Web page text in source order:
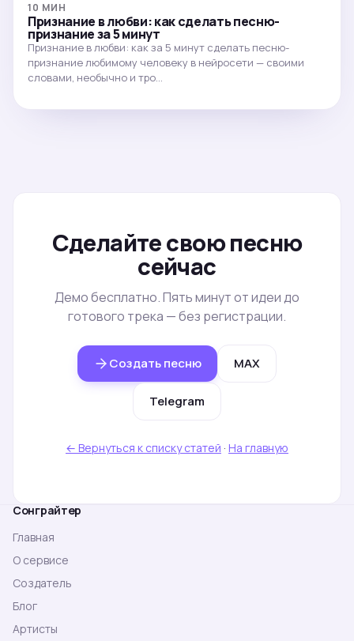
10 МИН
Признание в любви: как сделать песню-
признание за 5 минут
Признание в любви: как за 5 минут сделать песню-
признание любимому человеку в нейросети — своими
словами, необычно и тро…
Сделайте свою песню
сейчас
Демо бесплатно. Пять минут от идеи до
готового трека — без регистрации.
Создать песню MAX
Telegram
← Вернуться к списку статей · На главную
Сонграйтер
Главная
О сервисе
Создатель
Блог
Артисты